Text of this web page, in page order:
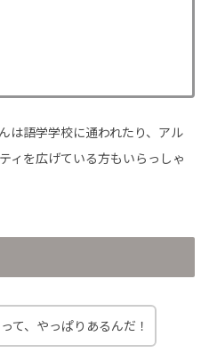
は語学学校に通われたり、アル
ィを広げている方もいらっしゃ
て、やっぱりあるんだ！